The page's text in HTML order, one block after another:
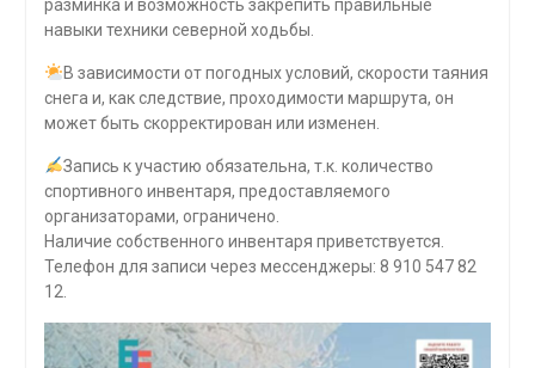
разминка и возможность закрепить правильные
навыки техники северной ходьбы.
В зависимости от погодных условий, скорости таяния
снега и, как следствие, проходимости маршрута, он
может быть скорректирован или изменен.
Запись к участию обязательна, т.к. количество
спортивного инвентаря, предоставляемого
организаторами, ограничено.
Наличие собственного инвентаря приветствуется.
Телефон для записи через мессенджеры: 8 910 547 82
12.